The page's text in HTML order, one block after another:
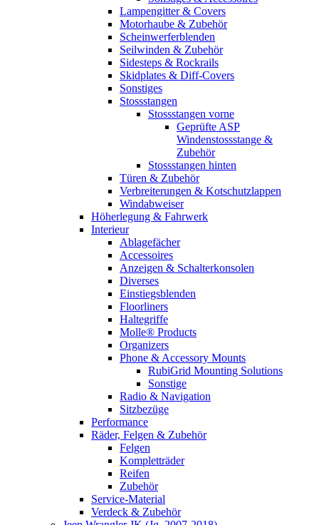
Lampengitter & Covers
Motorhaube & Zubehör
Scheinwerferblenden
Seilwinden & Zubehör
Sidesteps & Rockrails
Skidplates & Diff-Covers
Sonstiges
Stossstangen
Stossstangen vorne
Geprüfte ASP
Windenstossstange &
Zubehör
Stossstangen hinten
Türen & Zubehör
Verbreiterungen & Kotschutzlappen
Windabweiser
Höherlegung & Fahrwerk
Interieur
Ablagefächer
Accessoires
Anzeigen & Schalterkonsolen
Diverses
Einstiegsblenden
Floorliners
Haltegriffe
Molle® Products
Organizers
Phone & Accessory Mounts
RubiGrid Mounting Solutions
Sonstige
Radio & Navigation
Sitzbezüge
Performance
Räder, Felgen & Zubehör
Felgen
Kompletträder
Reifen
Zubehör
Service-Material
Verdeck & Zubehör